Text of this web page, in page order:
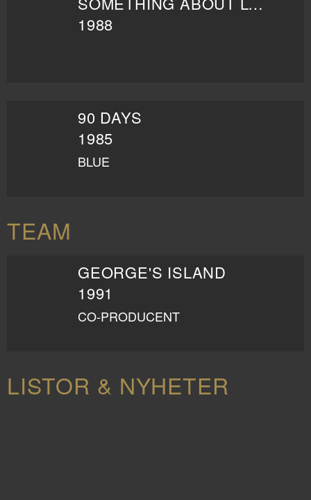
1988
90 DAYS
1985
BLUE
TEAM
GEORGE'S ISLAND
1991
CO-PRODUCENT
LISTOR & NYHETER